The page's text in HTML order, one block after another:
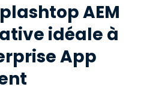
AEM
idéale à
App